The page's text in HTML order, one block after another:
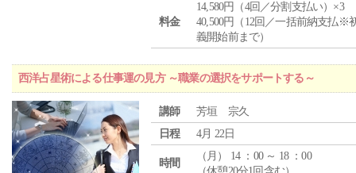
料金
14,580円（4回／分割支払い）×3
40,500円（12回／一括前納支払※
義開始前まで）
西洋占星術による仕事運の見方 ～職業の選択をサポートする～
講師
芳垣 宗久
日程
4月 22日
時間
（ 月 ） 14 ：00 ～ 18 ：00